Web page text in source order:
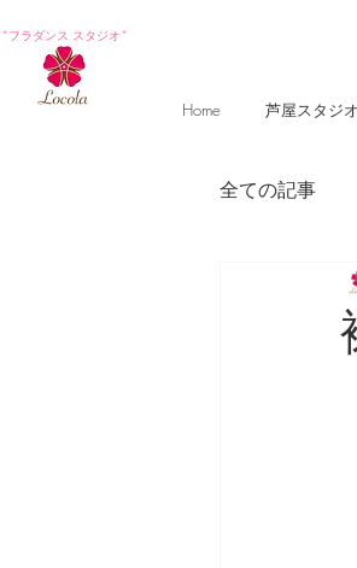
*フラダンス スタジオ*
Home 芦屋スタジオ
全ての記事
【